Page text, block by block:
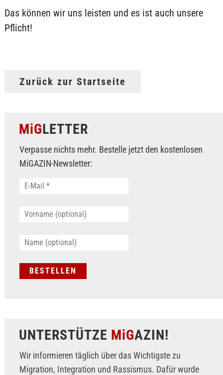
Das können wir uns leisten und es ist auch unsere
Pflicht!
Zurück zur Startseite
MiGLETTER
Verpasse nichts mehr. Bestelle jetzt den kostenlosen
MiGAZIN-Newsletter:
UNTERSTÜTZE MiGAZIN!
Wir informieren täglich über das Wichtigste zu
Migration, Integration und Rassismus. Dafür wurde